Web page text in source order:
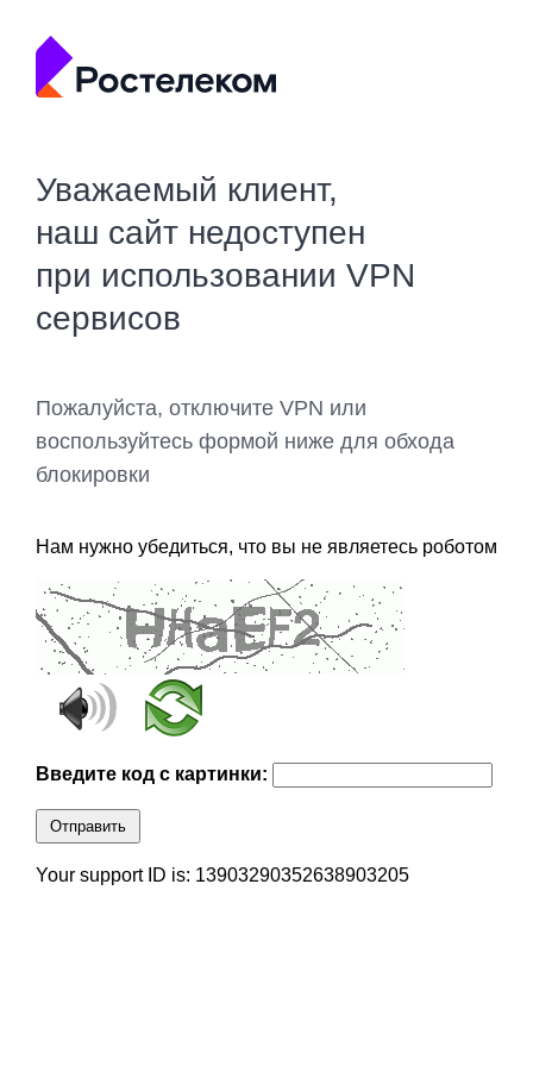
Уважаемый клиент,
наш сайт недоступен
при использовании VPN
сервисов
Пожалуйста, отключите VPN или
воспользуйтесь формой ниже для обхода
блокировки
Нам нужно убедиться, что вы не являетесь роботом
Введите код с картинки:
Отправить
Your support ID is: 13903290352638903205